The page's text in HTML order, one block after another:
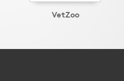
VetZoo